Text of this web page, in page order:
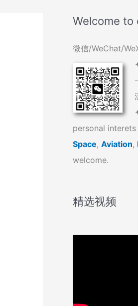
Welcome to
微信/WeChat/
personal interets
Space, Aviation,
welcome.
精选视频